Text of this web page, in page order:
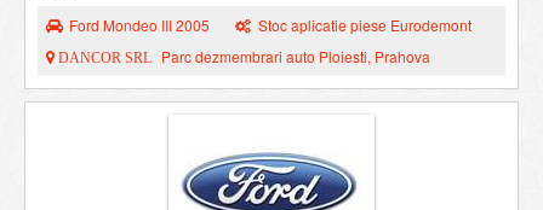
Ford Mondeo III 2005 Stoc aplicatie piese Eurodemont
DANCOR SRL Parc dezmembrari auto Ploiesti, Prahova